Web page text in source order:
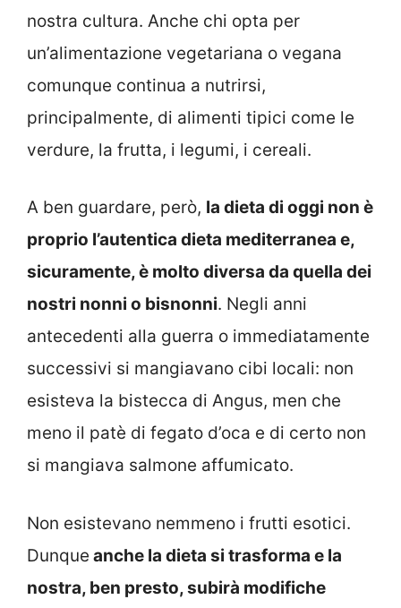
nostra cultura. Anche chi opta per
un’alimentazione vegetariana o vegana
comunque continua a nutrirsi,
principalmente, di alimenti tipici come le
verdure, la frutta, i legumi, i cereali.
A ben guardare, però, la dieta di oggi non è
proprio l’autentica dieta mediterranea e,
sicuramente, è molto diversa da quella dei
nostri nonni o bisnonni. Negli anni
antecedenti alla guerra o immediatamente
successivi si mangiavano cibi locali: non
esisteva la bistecca di Angus, men che
meno il patè di fegato d’oca e di certo non
si mangiava salmone affumicato.
Non esistevano nemmeno i frutti esotici.
Dunque anche la dieta si trasforma e la
nostra, ben presto, subirà modifiche